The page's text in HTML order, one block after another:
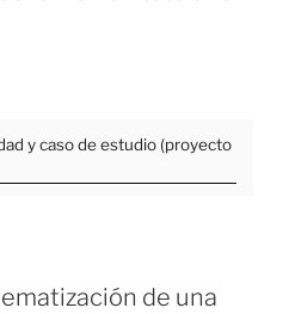
y caso de estudio (proyecto
de una